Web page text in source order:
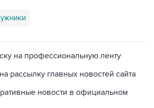
на профессиональную ленту
рассылку главных новостей сайта
новости в официальном